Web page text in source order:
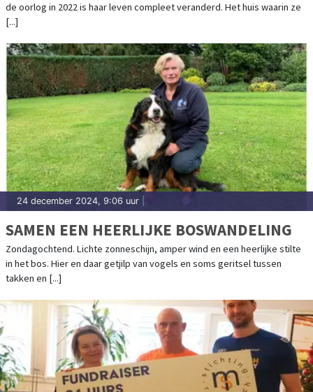
de oorlog in 2022 is haar leven compleet veranderd. Het huis waarin ze
[...]
24 december 2024, 9:06 uur
SAMEN EEN HEERLIJKE BOSWANDELING
Zondagochtend. Lichte zonneschijn, amper wind en een heerlijke stilte
in het bos. Hier en daar getjilp van vogels en soms geritsel tussen
takken en [...]